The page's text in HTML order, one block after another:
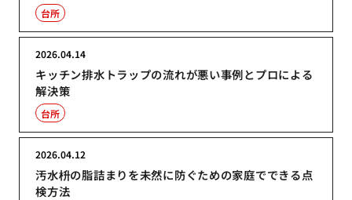
台所
キッチン排水トラップの流れが悪い事例とプロによる
解決策
2026.04.14
台所
汚水枡の脂詰まりを未然に防ぐための家庭でできる点
検方法
2026.04.12